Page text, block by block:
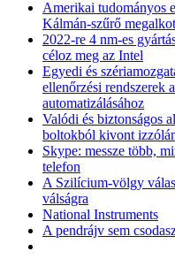
Amerikai tudományos
Kálmán-szűrő
2022-re 4 nm-es
céloz meg az Intel
Egyedi és
ellenőrzési rendszerek
automatizálásához
Valódi és biztonságos
boltokból kivont
Skype: messze több,
telefon
A Szilícium-völgy
válságra
National Instruments
A pendrájv sem